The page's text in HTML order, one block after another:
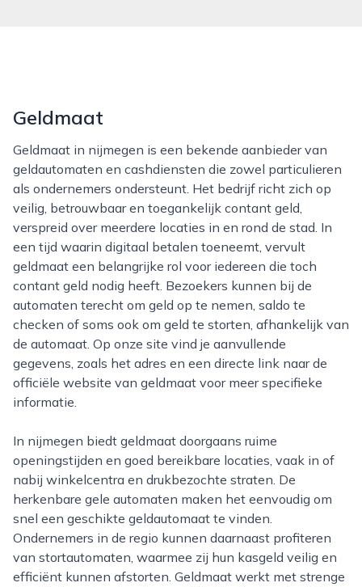
Geldmaat
Geldmaat in nijmegen is een bekende aanbieder van
geldautomaten en cashdiensten die zowel particulieren
als ondernemers ondersteunt. Het bedrijf richt zich op
veilig, betrouwbaar en toegankelijk contant geld,
verspreid over meerdere locaties in en rond de stad. In
een tijd waarin digitaal betalen toeneemt, vervult
geldmaat een belangrijke rol voor iedereen die toch
contant geld nodig heeft. Bezoekers kunnen bij de
automaten terecht om geld op te nemen, saldo te
checken of soms ook om geld te storten, afhankelijk van
de automaat. Op onze site vind je aanvullende
gegevens, zoals het adres en een directe link naar de
officiële website van geldmaat voor meer specifieke
informatie.
In nijmegen biedt geldmaat doorgaans ruime
openingstijden en goed bereikbare locaties, vaak in of
nabij winkelcentra en drukbezochte straten. De
herkenbare gele automaten maken het eenvoudig om
snel een geschikte geldautomaat te vinden.
Ondernemers in de regio kunnen daarnaast profiteren
van stortautomaten, waarmee zij hun kasgeld veilig en
efficiënt kunnen afstorten. Geldmaat werkt met strenge